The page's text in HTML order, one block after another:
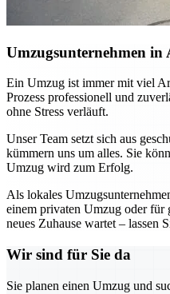
Umzugsunternehmen in
Ein Umzug ist immer mit viel
Prozess professionell und
ohne Stress verläuft.
Unser Team setzt sich aus
kümmern uns um alles. Sie
Umzug wird zum Erfolg.
Als lokales
einem privaten Umzug oder für
neues Zuhause wartet – lassen
Wir sind für Sie da
Sie planen einen Umzug und